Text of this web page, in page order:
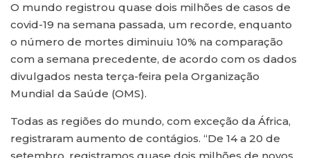
O mundo registrou quase dois milhões de casos de
covid-19 na semana passada, um recorde, enquanto
o número de mortes diminuiu 10% na comparação
com a semana precedente, de acordo com os dados
divulgados nesta terça-feira pela Organização
Mundial da Saúde (OMS).
Todas as regiões do mundo, com exceção da África,
registraram aumento de contágios. “De 14 a 20 de